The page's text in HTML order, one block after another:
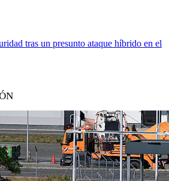
tras un presunto ataque híbrido en el